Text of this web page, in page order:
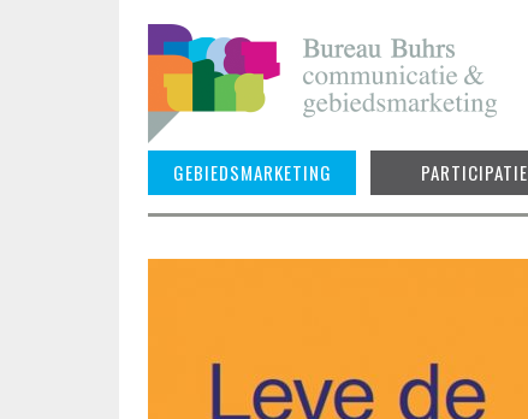
Skip
to
content
GEBIEDSMARKETING PARTICIPATIE